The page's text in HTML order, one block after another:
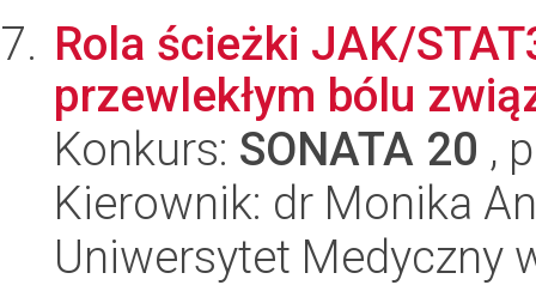
Rola ścieżki JAK/
przewlekłym bólu
Konkurs: SONATA 20 ,
Kierownik: dr Monika
Uniwersytet Medyczny